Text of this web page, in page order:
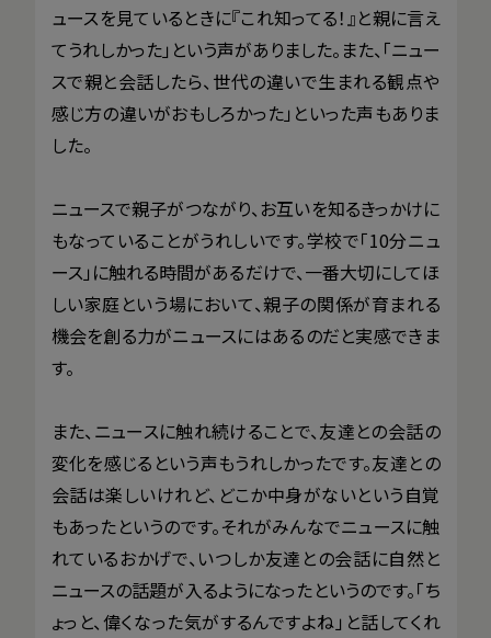
ュースを見ているときに『これ知ってる！』と親に言え
てうれしかった」という声がありました。また、「ニュー
スで親と会話したら、世代の違いで生まれる観点や
感じ方の違いがおもしろかった」といった声もありま
した。
ニュースで親子がつながり、お互いを知るきっかけに
もなっていることがうれしいです。学校で「10分ニュ
ース」に触れる時間があるだけで、一番大切にしてほ
しい家庭という場において、親子の関係が育まれる
機会を創る力がニュースにはあるのだと実感できま
す。
また、ニュースに触れ続けることで、友達との会話の
変化を感じるという声もうれしかったです。友達との
会話は楽しいけれど、どこか中身がないという自覚
もあったというのです。それがみんなでニュースに触
れているおかげで、いつしか友達との会話に自然と
ニュースの話題が入るようになったというのです。「ち
ょっと、偉くなった気がするんですよね」と話してくれ